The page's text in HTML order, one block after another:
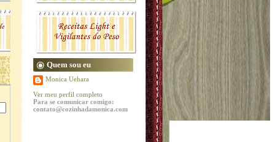
Quem sou eu
Monica Uehara
Ver meu perfil completo
Para se comunicar comigo:
contato@cozinhadamonica.com